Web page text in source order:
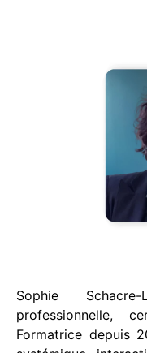
Sophie
professionnelle,
Formatrice depuis